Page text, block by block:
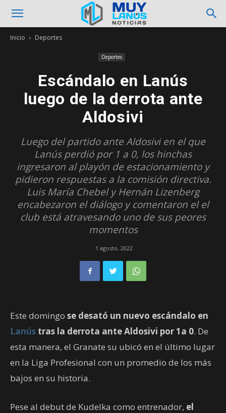
Inicio Deportes
Deportes
Escándalo en Lanús
luego de la derrota ante
Aldosivi
Luego del partido ante Aldosivi en el que
Lanús perdió por 1 a 0, los hinchas
ingresaron al playón de estacionamiento y
pidieron respuestas a la comisión directiva.
Luis María Chebel y Hernán Lizenberg
encabezaron el diálogo y comentaron el el
club está atravesando uno de sus peores
momentos
1 agosto, 2022
Este domingo se desató un nuevo escándalo en
Lanús tras la derrota ante Aldosivi por 1a 0. De
esta manera, el Granate su ubicó en el último lugar
en la Liga Profesional con un promedio de los más
bajos en su historia.
Pese al debut de Kudelka como entrenador, el